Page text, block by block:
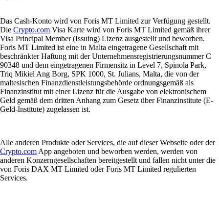
Das Cash-Konto wird von Foris MT Limited zur Verfügung gestellt.
Die Crypto.com Visa Karte wird von Foris MT Limited gemäß ihrer
Visa Principal Member (Issuing) Lizenz ausgestellt und beworben.
Foris MT Limited ist eine in Malta eingetragene Gesellschaft mit
beschränkter Haftung mit der Unternehmensregistrierungsnummer C
90348 und dem eingetragenen Firmensitz in Level 7, Spinola Park,
Triq Mikiel Ang Borg, SPK 1000, St. Julians, Malta, die von der
maltesischen Finanzdienstleistungsbehörde ordnungsgemäß als
Finanzinstitut mit einer Lizenz für die Ausgabe von elektronischem
Geld gemäß dem dritten Anhang zum Gesetz über Finanzinstitute (E-
Geld-Institute) zugelassen ist.
Alle anderen Produkte oder Services, die auf dieser Webseite oder der
Crypto.com App angeboten und beworben werden, werden von
anderen Konzerngesellschaften bereitgestellt und fallen nicht unter die
von Foris DAX MT Limited oder Foris MT Limited regulierten
Services.